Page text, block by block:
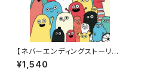
【ネバーエンディングストーリー
のような永遠に続く！】『だれだっ
て』
¥1,540